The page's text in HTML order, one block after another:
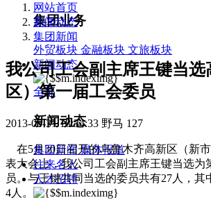
集团业务
外贸板块 金融板块 文旅板块
新闻动态
全部
新闻动态
集团新闻 媒体报道
往来名人
人才招聘
网站首页
新闻动态
集团新闻
我公司工会副主席王键当选
区）第一届工会委员
2013-05-31 18:34:33 野马 127
在5月30日召开的乌鲁木齐高新区（新
表大会上，我公司工会副主席王键当选为
员。与王键共同当选的委员共有27人，其
4人。